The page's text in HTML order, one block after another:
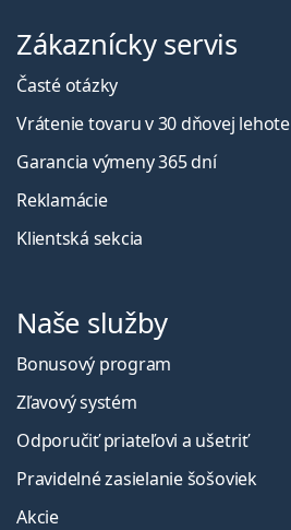
Zákaznícky servis
Časté otázky
Vrátenie tovaru v 30 dňovej lehote
Garancia výmeny 365 dní
Reklamácie
Klientská sekcia
Naše služby
Bonusový program
Zľavový systém
Odporučiť priateľovi a ušetriť
Pravidelné zasielanie šošoviek
Akcie